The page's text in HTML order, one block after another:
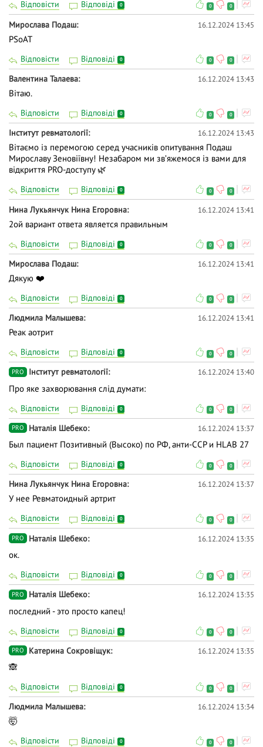
Відповісти Відповіді 0 0 0
Мирослава Подаш 16.12.2024 13:45
PSoAT
Відповісти Відповіді 0 0 0
Валентина Талаева 16.12.2024 13:43
Вітаю.
Відповісти Відповіді 0 0 0
Інститут ревматології 16.12.2024 13:43
Вітаємо із перемогою серед учасників опитування Подаш
Мирославу Зеновіївну! Незабаром ми звʼяжемося із вами для
відкриття PRO-доступу 🌿
Відповісти Відповіді 0 0 0
Нина Лукьянчук Нина Егоровна 16.12.2024 13:41
2ой вариант ответа является правильным
Відповісти Відповіді 0 0 0
Мирослава Подаш 16.12.2024 13:41
Дякую ❤️
Відповісти Відповіді 0 0 0
Людмила Малышева 16.12.2024 13:41
Реак аотрит
Відповісти Відповіді 0 0 0
PRO Інститут ревматології 16.12.2024 13:40
Про яке захворювання слід думати:
Відповісти Відповіді 0 0 0
PRO Наталія Шебеко 16.12.2024 13:37
Был пациент Позитивный (Высоко) по РФ, анти-ССР и НLAB 27
Відповісти Відповіді 0 0 0
Нина Лукьянчук Нина Егоровна 16.12.2024 13:37
У нее Ревматоидный артрит
Відповісти Відповіді 0 0 0
PRO Наталія Шебеко 16.12.2024 13:35
ок.
Відповісти Відповіді 0 0 0
PRO Наталія Шебеко 16.12.2024 13:35
последний - это просто капец!
Відповісти Відповіді 0 0 0
PRO Катерина Сокровіщук 16.12.2024 13:35
🙈
Відповісти Відповіді 0 0 0
Людмила Малышева 16.12.2024 13:34
🤯
Відповісти Відповіді 0 0 0